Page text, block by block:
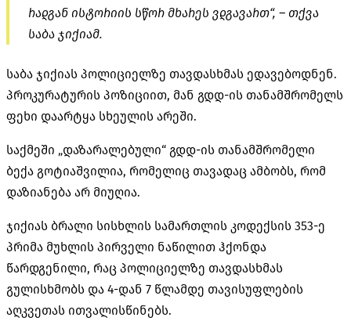
რადგან ისტორიის სწორ მხარეს ვდგავართ“, – თქვა
საბა ჯიქიამ.
საბა ჯიქიას პოლიციელზე თავდასხმას ედავებოდნენ.
პროკურატურის პოზიციით, მან გდდ-ის თანამშრომელს
ფეხი დაარტყა სხეულის არეში.
საქმეში „დაზარალებული“ გდდ-ის თანამშრომელი
ბექა გოტიაშვილია, რომელიც თავადაც ამბობს, რომ
დაზიანება არ მიუღია.
ჯიქიას ბრალი სისხლის სამართლის კოდექსის 353-ე
პრიმა მუხლის პირველი ნაწილით ჰქონდა
წარდგენილი, რაც პოლიციელზე თავდასხმას
გულისხმობს და 4-დან 7 წლამდე თავისუფლების
აღკვეთას ითვალისწინებს.